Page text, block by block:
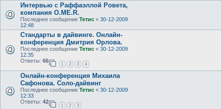
Интервью с Раффаэллой Ровета,
компания O.ME.R.
Последнее сообщение Тетис « 30-12-2009
12:48
Стандарты в дайвинге. Онлайн-
конференция Дмитрия Орлова.
Последнее сообщение Тетис « 30-12-2009
12:35
Ответы: 66
1 2 3 4
Онлайн-конференция Михаила
Сафонова. Соло-дайвинг
Последнее сообщение Тетис « 30-12-2009
12:33
Ответы: 42
1 2 3